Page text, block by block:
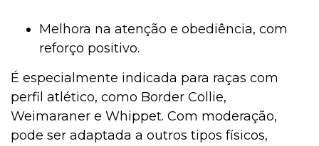
Melhora na atenção e obediência, com
reforço positivo.
É especialmente indicada para raças com
perfil atlético, como Border Collie,
Weimaraner e Whippet. Com moderação,
pode ser adaptada a outros tipos físicos,